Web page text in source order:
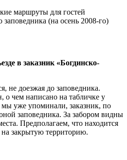
маршруты для гостей
заповедника (на осень 2008-го)
в заказник «Богдинско-
не доезжая до заповедника.
о чем написано на табличке у
мы уже упоминали, заказник, по
заповедника. За забором видны
Предполагаем, что находится
закрытую территорию.